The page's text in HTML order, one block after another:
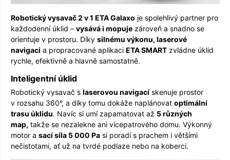
Robotický vysavač 2 v 1 ETA Galaxo je spolehlivý partner pro
každodenní úklid – vysává i mopuje zároveň a snadno se
orientuje v prostoru. Díky silnému výkonu, laserové
navigaci a propracované aplikaci ETA SMART zvládne úklid
rychle, efektivně a hlavně samostatně.
Inteligentní úklid
Robotický vysavač s laserovou navigací skenuje prostor
v rozsahu 360°, a díky tomu dokáže naplánovat op­timální
trasu úklidu. Navíc si umí zapamatovat až 5 různých
map, takže se nezalekne ani vícepatrového domu. Výkonný
motor a sací síla 5 000 Pa si poradí s prachem i většími
nečistotami, ať už na tvrdé podlaze nebo na koberci.